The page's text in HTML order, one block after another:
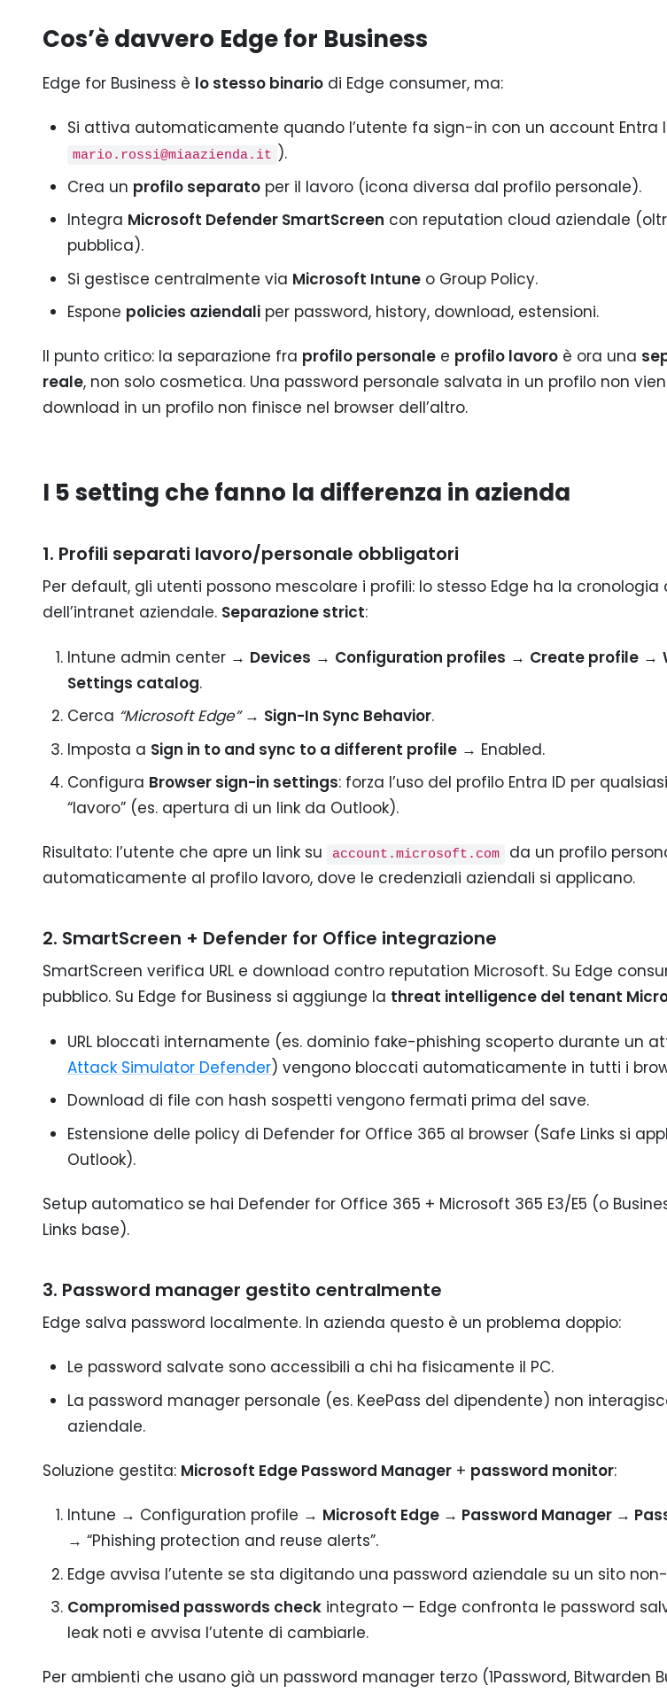
Cos’è davvero Edge for Business
Edge for Business è lo stesso binario di Edge consumer, ma:
Si attiva automaticamente quando l’utente fa sign-in con un account Entra
mario.rossi@miaazienda.it ).
Crea un profilo separatoper il lavoro (icona diversa dal profilo personale).
Integra Microsoft Defender SmartScreen con reputation cloud aziendale
pubblica).
Si gestisce centralmente via Microsoft Intuneo Group Policy.
Espone policies aziendaliper password, history, download, estensioni.
Il punto critico: la separazione fra profilo personale e profilo lavoro è ora una
reale, non solo cosmetica. Una password personale salvata in un profilo non
download in un profilo non finisce nel browser dell’altro.
I 5 setting che fanno la differenza in azienda
1. Profili separati lavoro/personale obbligatori
Per default, gli utenti possono mescolare i profili: lo stesso Edge ha la cronologia
dell’intranet aziendale. Separazione strict:
Intune admin center → Devices → Configuration profiles → Create profile→
Settings catalog.
Cerca “Microsoft Edge”→ Sign-In Sync Behavior.
Imposta a Sign in to and sync to a different profile→ Enabled.
Configura Browser sign-in settings: forza l’uso del profilo Entra ID per
“lavoro” (es. apertura di un link da Outlook).
Risultato: l’utente che apre un link su account.microsoft.com
da un profilo
automaticamente al profilo lavoro, dove le credenziali aziendali si applicano.
2. SmartScreen + Defender for Office integrazione
SmartScreen verifica URL e download contro reputation Microsoft. Su Edge
pubblico. Su Edge for Business si aggiunge la threat intelligence del tenant
URL bloccati internamente (es. dominio fake-phishing scoperto durante un
Attack Simulator Defender) vengono bloccati automaticamente in tutti i
Download di file con hash sospetti vengono fermati prima del save.
Estensione delle policy di Defender for Office 365 al browser (Safe Links si
Outlook).
Setup automatico se hai Defender for Office 365 + Microsoft 365 E3/E5 (o
Links base).
3. Password manager gestito centralmente
Edge salva password localmente. In azienda questo è un problema doppio:
Le password salvate sono accessibili a chi ha fisicamente il PC.
La password manager personale (es. KeePass del dipendente) non
aziendale.
Soluzione gestita: Microsoft Edge Password Manager + password monitor:
Intune → Configuration profile → Microsoft Edge → Password Manager →
→ “Phishing protection and reuse alerts”.
Edge avvisa l’utente se sta digitando una password aziendale su un sito
Compromised passwords checkintegrato — Edge confronta le password
leak noti e avvisa l’utente di cambiarle.
Per ambienti che usano già un password manager terzo (1Password, Bitwarden